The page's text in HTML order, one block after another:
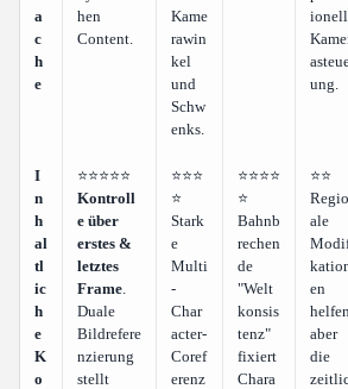
a
c
h
e
hen
Content.
Kame
rawin
kel
und
Schw
enks.
ung.
I
n
h
al
tl
ic
h
e
K
o
⭐⭐⭐⭐⭐
Kontroll
e über
erstes &
letztes
Frame.
Duale
Bildrefere
nzierung
stellt
⭐⭐⭐
⭐
Stark
e
Multi
-
Char
acter-
Coref
erenz
⭐⭐⭐⭐
⭐
Bahnb
rechen
de
"Welt
konsis
tenz"
fixiert
Chara
⭐⭐
ale
en
aber
die